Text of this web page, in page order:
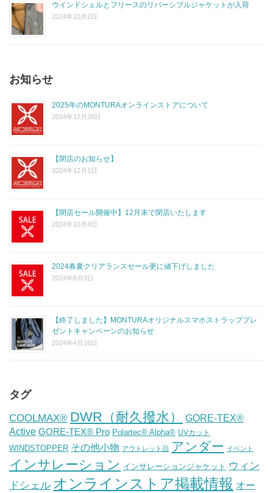
ウインドシェルとフリースのリバーシブルジャケットが入荷
2024年10月2日
お知らせ
2025年のMONTURAオンラインストアについて
2024年12月29日
【閉店のお知らせ】
2024年12月1日
【閉店セール開催中】12月末で閉店いたします
2024年10月4日
2024春夏クリアランスセール更に値下げしました
2024年8月3日
【終了しました】MONTURAオリジナルスマホストラッププレ
ゼントキャンペーンのお知らせ
2024年4月16日
タグ
COOLMAX® DWR（耐久撥水）
GORE-TEX®
Active GORE-TEX® Pro Polartec® Alpha® UVカット
WINDSTOPPER その他小物 アウトレット品 アンダー イベント
インサレーション インサレーションジャケット ウィン
ドシェル オンラインストア掲載情報 オー